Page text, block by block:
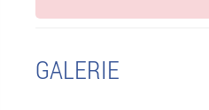
GALERIE